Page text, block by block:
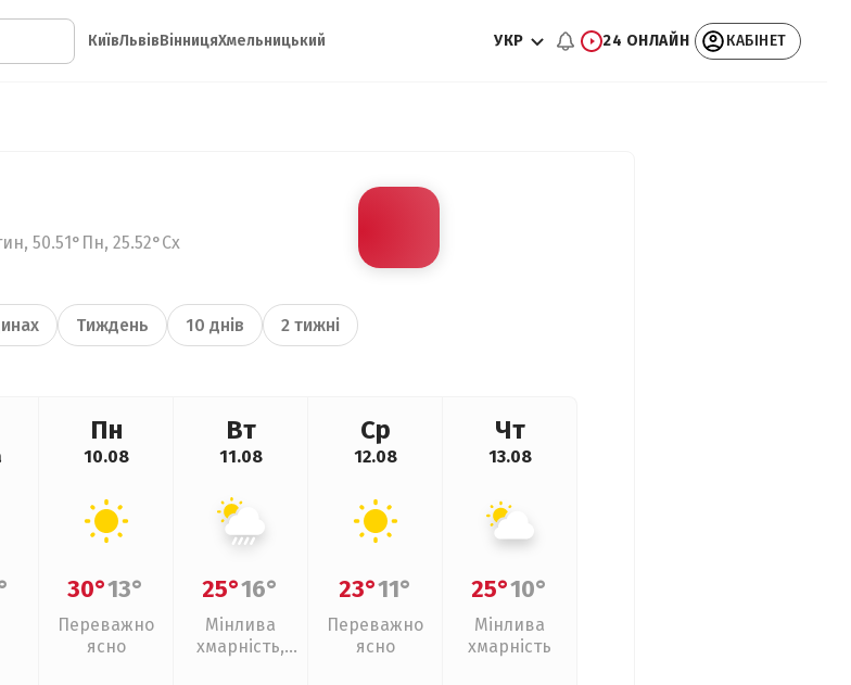
КиївЛьвівВінницяХмельницький УКР 24 ОНЛАЙН КАБІНЕТ
50.51°Пн, 25.52°Сх
Тиждень 10 днів 2 тижні
Пн
10.08
30°13°
Переважно
ясно
Вт
11.08
25°16°
Мінлива
хмарність,
Ср
12.08
23°11°
Переважно
ясно
Чт
13.08
25°10°
Мінлива
хмарність